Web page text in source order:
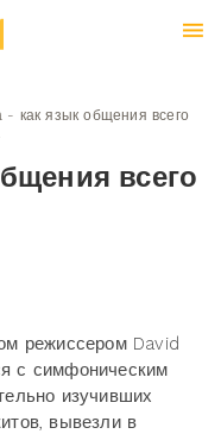
- как язык общения всего
всего
режиссером David
с симфоническим
изучивших
вывезли в